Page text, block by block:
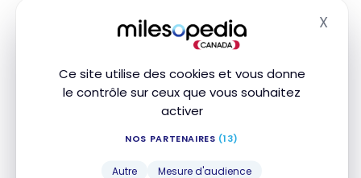
Ce site utilise des cookies et vous donne
le contrôle sur ceux que vous souhaitez
activer
NOS PARTENAIRES (13)
Autre
Mesure d'audience
X
Par exemple, sur un échange de100 000
de plus en valeur de voyage
Vacances Air Canada. Assurez-vous
simplement que les dates de voyage vous
conviennent et que vous pouvez réserver pendant
la courte période promotionnelle.